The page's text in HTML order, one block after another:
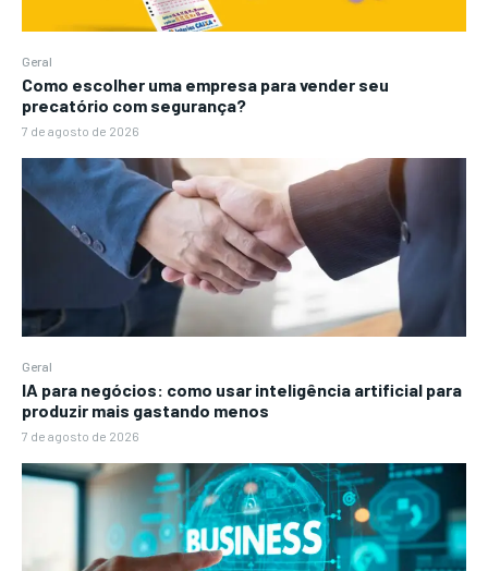
Geral
Como escolher uma empresa para vender seu
precatório com segurança?
7 de agosto de 2026
Geral
IA para negócios: como usar inteligência artificial para
produzir mais gastando menos
7 de agosto de 2026